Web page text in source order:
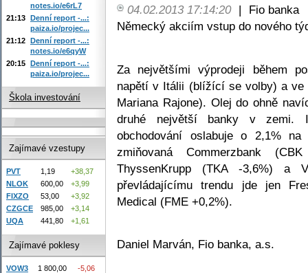
04.02.2013 17:14:20 |
Fio banka
Německý akciím vstup do nového
Za největšími výprodeji během
napětí v Itálii (blížící se volby) a ve
Mariana Rajone). Olej do ohně
druhé největší banky v zemi.
obchodování oslabuje o 2,1%
zmiňovaná Commerzbank
ThyssenKrupp (TKA -3,6%) a
převládajícímu trendu jde jen
Medical (FME +0,2%).
Daniel Marván, Fio banka, a.s.
notes.io/e6rL7
21:13 Denní report -...:
paiza.io/projec...
21:12 Denní report -...:
notes.io/e6qyW
20:15 Denní report -...:
paiza.io/projec...
Škola investování
Zajímavé vzestupy
PVT 1,19
+38,37
NLOK
600,00
+3,99
FIXZO
53,00
+3,92
CZGCE
985,00
+3,14
UQA
441,80 +1,61
Zajímavé poklesy
VOW3 1 800,00
-5,06